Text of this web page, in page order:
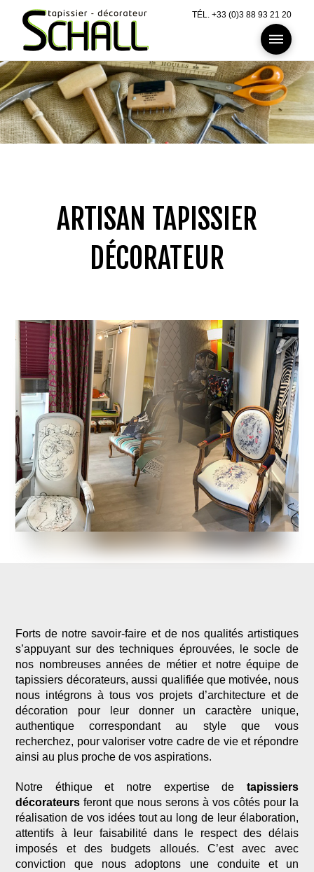
TÉL. +33 (0)3 88 93 21 20
ARTISAN TAPISSIER
DÉCORATEUR
Forts de notre savoir-faire et de nos qualités artistiques
s’appuyant sur des techniques éprouvées, le socle de
nos nombreuses années de métier et notre équipe de
tapissiers décorateurs, aussi qualifiée que motivée, nous
nous intégrons à tous vos projets d’architecture et de
décoration pour leur donner un caractère unique,
authentique correspondant au style que vous
recherchez, pour valoriser votre cadre de vie et répondre
ainsi au plus proche de vos aspirations.
Notre éthique et notre expertise de tapissiers
décorateurs feront que nous serons à vos côtés pour la
réalisation de vos idées tout au long de leur élaboration,
attentifs à leur faisabilité dans le respect des délais
imposés et des budgets alloués. C’est avec avec
conviction que nous adoptons une conduite et un